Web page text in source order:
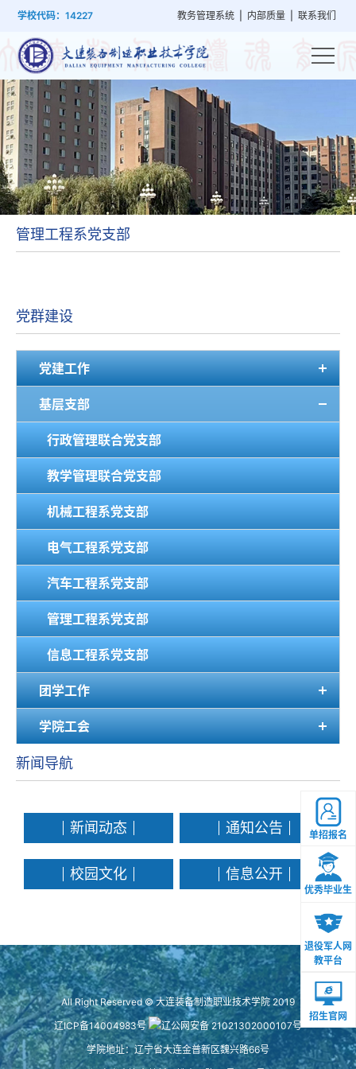
学校代码：14227 教务管理系统 内部质量 联系我们
概
况
建
设
管
理
设
置
工
作
就
业
培
训
管理工程系党支部
党群建设
党建工作
基层支部
行政管理联合党支部
教学管理联合党支部
机械工程系党支部
电气工程系党支部
汽车工程系党支部
管理工程系党支部
信息工程系党支部
团学工作
学院工会
新闻导航
新闻动态 通知公告
校园文化 信息公开
单招报名
优秀毕业生
退役军人网
教平台
招生官网
All Right Reserved © 大连装备制造职业技术学院 2019
辽ICP备14004983号
辽公网安备 21021302000107号
学院地址：辽宁省大连金普新区魏兴路66号